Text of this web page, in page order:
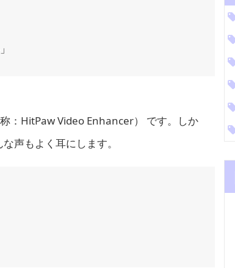
：HitPaw Video Enhancer） です。しか
声もよく耳にします。